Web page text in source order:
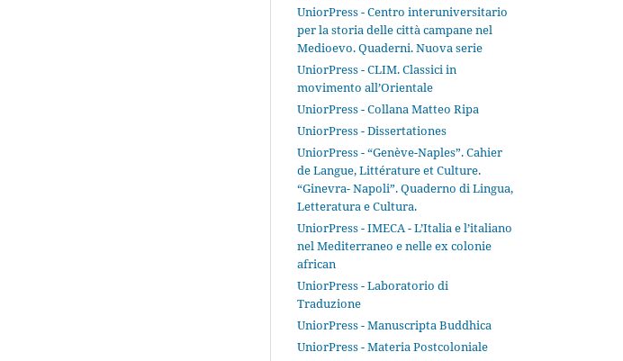
UniorPress - Centro interuniversitario
per la storia delle città campane nel
Medioevo. Quaderni. Nuova serie
UniorPress - CLIM. Classici in
movimento all’Orientale
UniorPress - Collana Matteo Ripa
UniorPress - Dissertationes
UniorPress - “Genève-Naples”. Cahier
de Langue, Littérature et Culture.
“Ginevra- Napoli”. Quaderno di Lingua,
Letteratura e Cultura.
UniorPress - IMECA - L’Italia e l’italiano
nel Mediterraneo e nelle ex colonie
african
UniorPress - Laboratorio di
Traduzione
UniorPress - Manuscripta Buddhica
UniorPress - Materia Postcoloniale